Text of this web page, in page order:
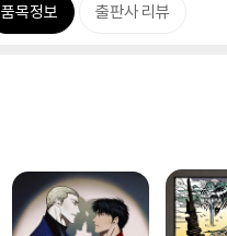
품목정보 출판사 리뷰